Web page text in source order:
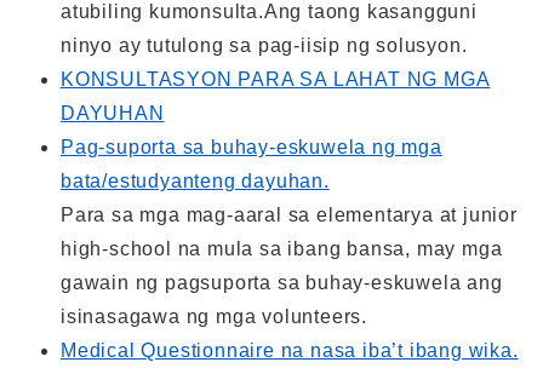
atubiling kumonsulta.Ang taong kasangguni
ninyo ay tutulong sa pag-iisip ng solusyon.
KONSULTASYON PARA SA LAHAT NG MGA
DAYUHAN
Pag-suporta sa buhay-eskuwela ng mga
bata/estudyanteng dayuhan.
Para sa mga mag-aaral sa elementarya at junior
high-school na mula sa ibang bansa, may mga
gawain ng pagsuporta sa buhay-eskuwela ang
isinasagawa ng mga volunteers.
Medical Questionnaire na nasa iba’t ibang wika.